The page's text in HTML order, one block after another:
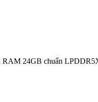
RAM 24GB chuẩn